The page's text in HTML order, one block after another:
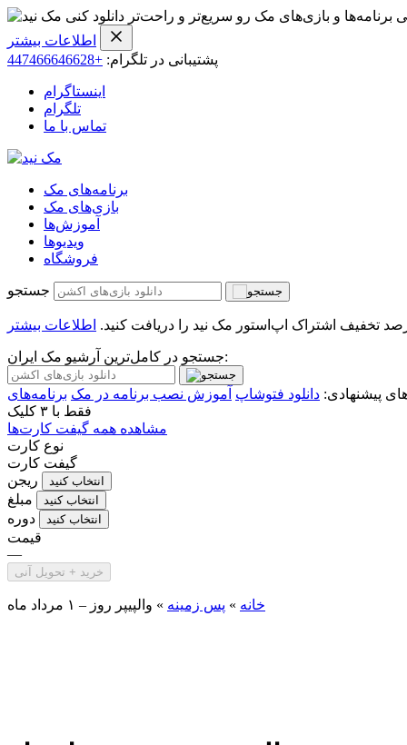
برنامه‌ها و بازی‌های مک رو سریع‌تر و راحت‌تر دانلود کنی
اطلاعات بیشتر
پشتیبانی در تلگرام: +447466646628
اینستاگرام
تلگرام
تماس با ما
برنامه‌های مک
بازی‌های مک
آموزش‌ها
ویدیو‌ها
فروشگاه
جستجو
اطلاعات بیشتر
جستجو در کامل‌ترین آرشیو مک ایران:
پیشنهادی: دانلود فتوشاپ آموزش نصب برنامه در مک
فقط با ۳ کلیک
مشاهده همه گیفت کارت‌ها
نوع کارت
گیفت کارت
ریجن
انتخاب کنید
مبلغ انتخاب کنید
دوره انتخاب کنید
قیمت
—
خرید + تحویل آنی
خانه » پس زمینه » والپیپر روز – ۱ مرداد ماه